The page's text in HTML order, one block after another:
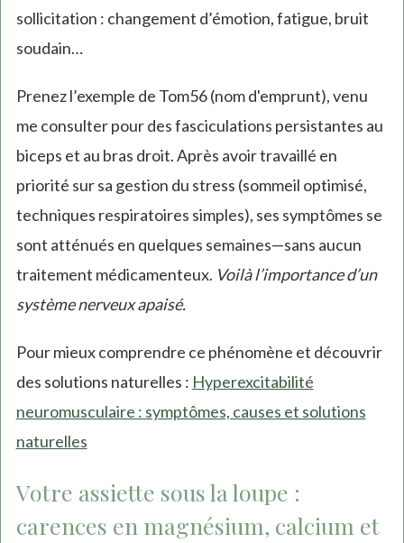
sollicitation : changement d’émotion, fatigue, bruit
soudain…
Prenez l’exemple de Tom56 (nom d'emprunt), venu
me consulter pour des fasciculations persistantes au
biceps et au bras droit. Après avoir travaillé en
priorité sur sa gestion du stress (sommeil optimisé,
techniques respiratoires simples), ses symptômes se
sont atténués en quelques semaines—sans aucun
traitement médicamenteux. Voilà l’importance d’un
système nerveux apaisé.
Pour mieux comprendre ce phénomène et découvrir
des solutions naturelles : Hyperexcitabilité
neuromusculaire : symptômes, causes et solutions
naturelles
Votre assiette sous la loupe :
carences en magnésium, calcium et